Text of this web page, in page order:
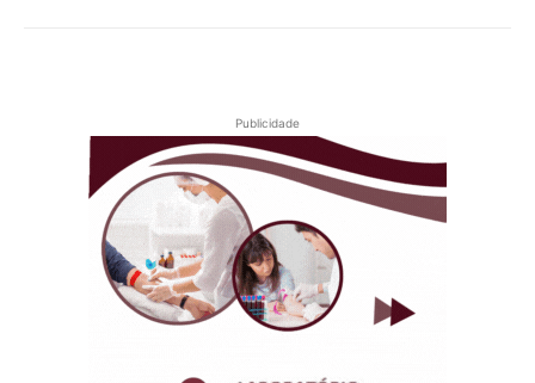
Publicidade